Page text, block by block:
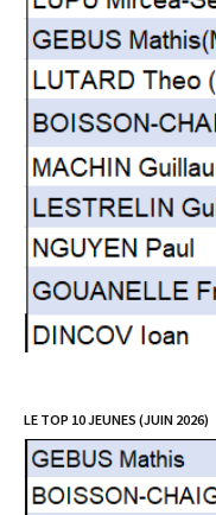
LE TOP 10 JEUNES (JUIN 2026)